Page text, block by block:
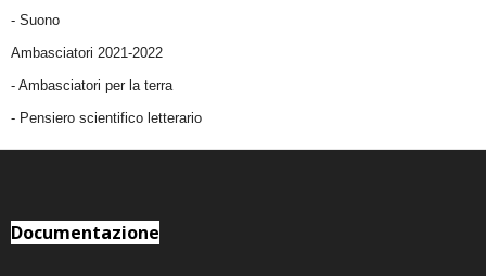
- Suono
Ambasciatori 2021-2022
- Ambasciatori per la terra
- Pensiero scientifico letterario
Documentazione